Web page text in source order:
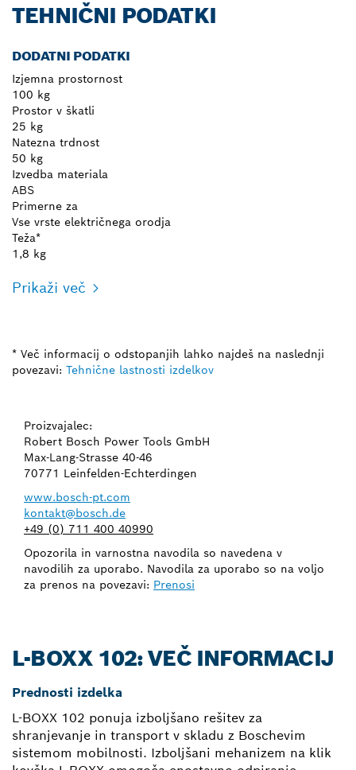
TEHNIČNI PODATKI
DODATNI PODATKI
Izjemna prostornost
100 kg
Prostor v škatli
25 kg
Natezna trdnost
50 kg
Izvedba materiala
ABS
Primerne za
Vse vrste električnega orodja
Teža*
1,8 kg
Prikaži več
* Več informacij o odstopanjih lahko najdeš na naslednji
povezavi: Tehnične lastnosti izdelkov
Proizvajalec:
Robert Bosch Power Tools GmbH
Max-Lang-Strasse 40-46
70771 Leinfelden-Echterdingen
www.bosch-pt.com
kontakt@bosch.de
+49 (0) 711 400 40990
Opozorila in varnostna navodila so navedena v
navodilih za uporabo. Navodila za uporabo so na voljo
za prenos na povezavi: Prenosi
L-BOXX 102: VEČ INFORMACIJ
Prednosti izdelka
L-BOXX 102 ponuja izboljšano rešitev za
shranjevanje in transport v skladu z Boschevim
sistemom mobilnosti. Izboljšani mehanizem na klik